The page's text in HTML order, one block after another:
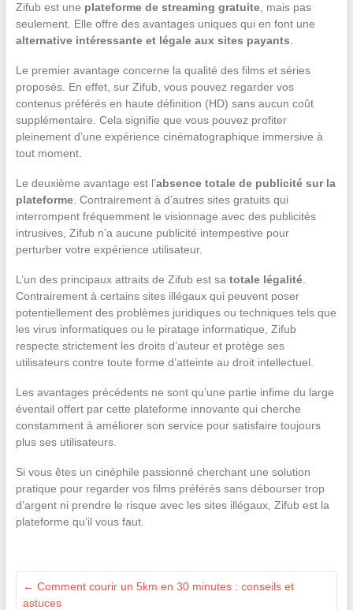
Zifub est une plateforme de streaming gratuite, mais pas
seulement. Elle offre des avantages uniques qui en font une
alternative intéressante et légale aux sites payants
Le premier avantage concerne la qualité des films et séries
proposés. En effet, sur Zifub, vous pouvez regarder vos
contenus préférés en haute définition (HD) sans aucun coût
supplémentaire. Cela signifie que vous pouvez profiter
pleinement d’une expérience cinématographique immersive à
tout moment.
Le deuxième avantage est l’absence totale de publicité sur la
plateforme. Contrairement à d’autres sites gratuits qui
interrompent fréquemment le visionnage avec des publicités
intrusives, Zifub n’a aucune publicité intempestive pour
perturber votre expérience utilisateur.
L’un des principaux attraits de Zifub est sa totale légalité.
Contrairement à certains sites illégaux qui peuvent poser
potentiellement des problèmes juridiques ou techniques tels que
les virus informatiques ou le piratage informatique, Zifub
respecte strictement les droits d’auteur et protège ses
utilisateurs contre toute forme d’atteinte au droit intellectuel.
Les avantages précédents ne sont qu’une partie infime du large
éventail offert par cette plateforme innovante qui cherche
constamment à améliorer son service pour satisfaire toujours
plus ses utilisateurs.
Si vous êtes un cinéphile passionné cherchant une solution
pratique pour regarder vos films préférés sans débourser trop
d’argent ni prendre le risque avec les sites illégaux, Zifub est la
plateforme qu’il vous faut.
← Comment courir un 5km en 30 minutes : conseils et
astuces